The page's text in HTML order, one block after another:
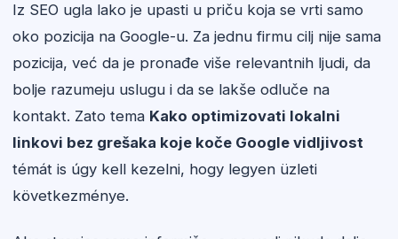
Iz SEO ugla lako je upasti u priču koja se vrti samo
oko pozicija na Google-u. Za jednu firmu cilj nije sama
pozicija, već da je pronađe više relevantnih ljudi, da
bolje razumeju uslugu i da se lakše odluče na
kontakt. Zato tema Kako optimizovati lokalni
linkovi bez grešaka koje koče Google vidljivost
témát is úgy kell kezelni, hogy legyen üzleti
következménye.